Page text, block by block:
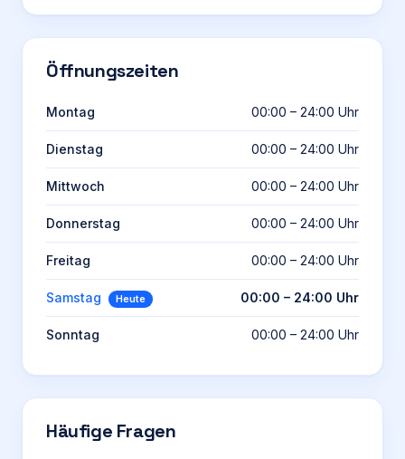
Öffnungszeiten
Montag 00:00 – 24:00 Uhr
Dienstag 00:00 – 24:00 Uhr
Mittwoch 00:00 – 24:00 Uhr
Donnerstag 00:00 – 24:00 Uhr
Freitag 00:00 – 24:00 Uhr
Samstag Heute 00:00 – 24:00 Uhr
Sonntag 00:00 – 24:00 Uhr
Häufige Fragen